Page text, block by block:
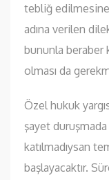
tebliğ edilmesine
adına verilen
bununla beraber
olması da
Özel hukuk
şayet duruşmada
katılmadıysan
başlayacaktır.